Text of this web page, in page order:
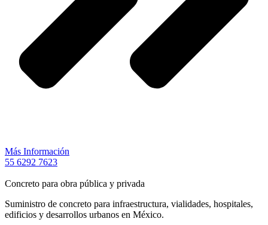
Más Información
55 6292 7623
Concreto para obra pública y privada
Suministro de concreto para infraestructura, vialidades, hospitales,
edificios y desarrollos urbanos en México.